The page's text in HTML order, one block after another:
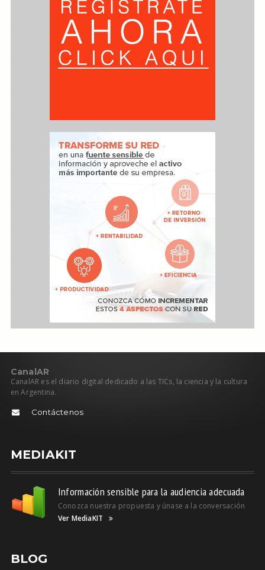
CanalAR
CanalAR es el diario digital dedicado a las TICs, la ciencia y la cultura
en Argentina.
Contáctenos
MEDIAKIT
Información sensible para la audiencia adecuada
Conozca nuestra propuesta y únase a la conversación
Ver MediaKIT
BLOG